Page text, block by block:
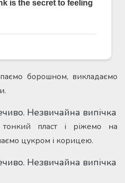
борошном, викладаємо
пласт і ріжемо на
цукром і корицею.